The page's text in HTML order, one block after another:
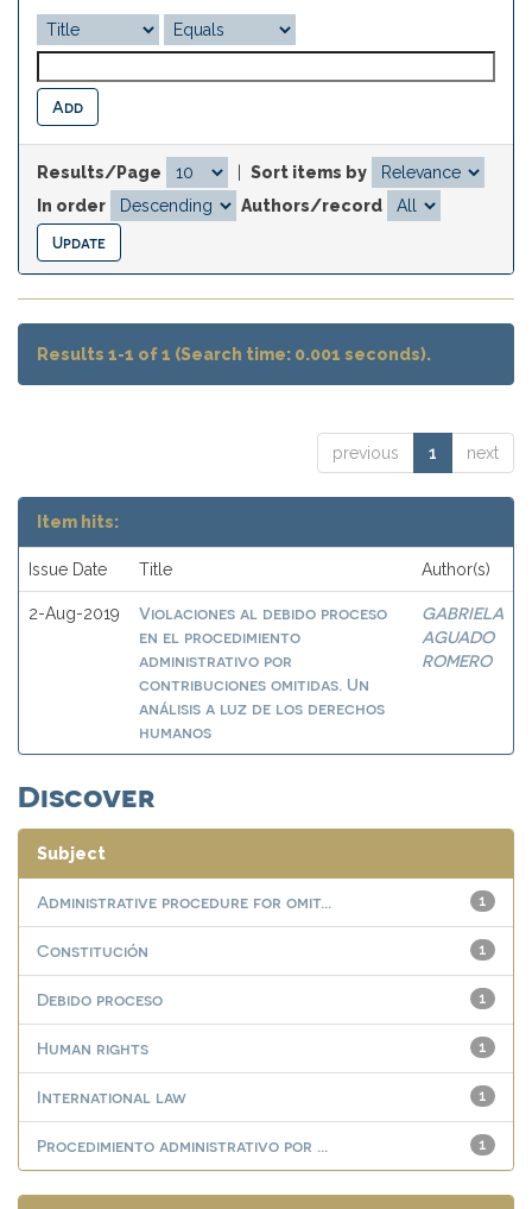
Results/Page
Sort items by
In order
Authors/record
Results 1-1 of 1 (Search time: 0.001 seconds).
previous 1 next
Item hits:
Issue Date Title Author(s)
2-Aug-2019
Violaciones al debido proceso
en el procedimiento
administrativo por
contribuciones omitidas. Un
análisis a luz de los derechos
humanos
GABRIELA
AGUADO
ROMERO
Discover
Subject
1
Administrative procedure for omit...
1
Constitución
1
Debido proceso
1
Human rights
1
International law
1
Procedimiento administrativo por ...